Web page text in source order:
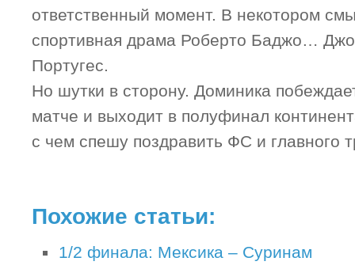
ответственный момент. В некотором
спортивная драма Роберто Баджо…
Португес.
Но шутки в сторону. Доминика
матче и выходит в полуфинал
с чем спешу поздравить ФС и главного
Похожие статьи:
1/2 финала: Мексика – Суринам